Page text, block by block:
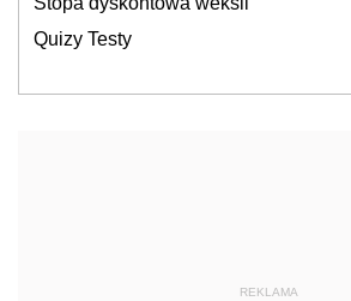
Quizy Testy
REKLAMA